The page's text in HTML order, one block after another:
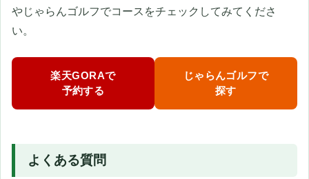
やじゃらんゴルフでコースをチェックしてみてくださ
い。
楽天GORAで
予約する
じゃらんゴルフで
探す
よくある質問